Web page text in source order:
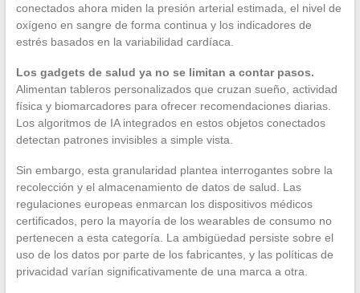
conectados ahora miden la presión arterial estimada, el nivel de
oxígeno en sangre de forma continua y los indicadores de
estrés basados en la variabilidad cardíaca.
Los gadgets de salud ya no se limitan a contar pasos.
Alimentan tableros personalizados que cruzan sueño, actividad
física y biomarcadores para ofrecer recomendaciones diarias.
Los algoritmos de IA integrados en estos objetos conectados
detectan patrones invisibles a simple vista.
Sin embargo, esta granularidad plantea interrogantes sobre la
recolección y el almacenamiento de datos de salud. Las
regulaciones europeas enmarcan los dispositivos médicos
certificados, pero la mayoría de los wearables de consumo no
pertenecen a esta categoría. La ambigüedad persiste sobre el
uso de los datos por parte de los fabricantes, y las políticas de
privacidad varían significativamente de una marca a otra.